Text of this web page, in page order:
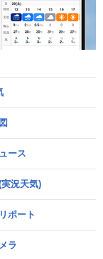
ース
況天気)
ポート
ラ